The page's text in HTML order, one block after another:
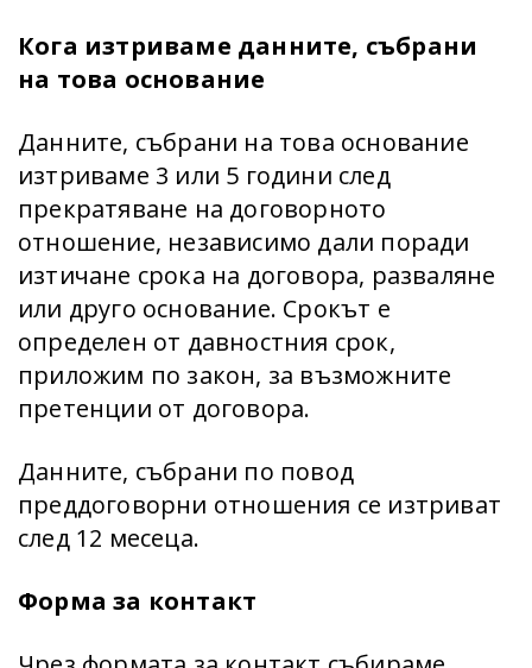
Кога изтриваме данните, събрани
на това основание
Данните, събрани на това основание
изтриваме 3 или 5 години след
прекратяване на договорното
отношение, независимо дали поради
изтичане срока на договора, разваляне
или друго основание. Срокът е
определен от давностния срок,
приложим по закон, за възможните
претенции от договора.
Данните, събрани по повод
преддоговорни отношения се изтриват
след 12 месеца.
Форма за контакт